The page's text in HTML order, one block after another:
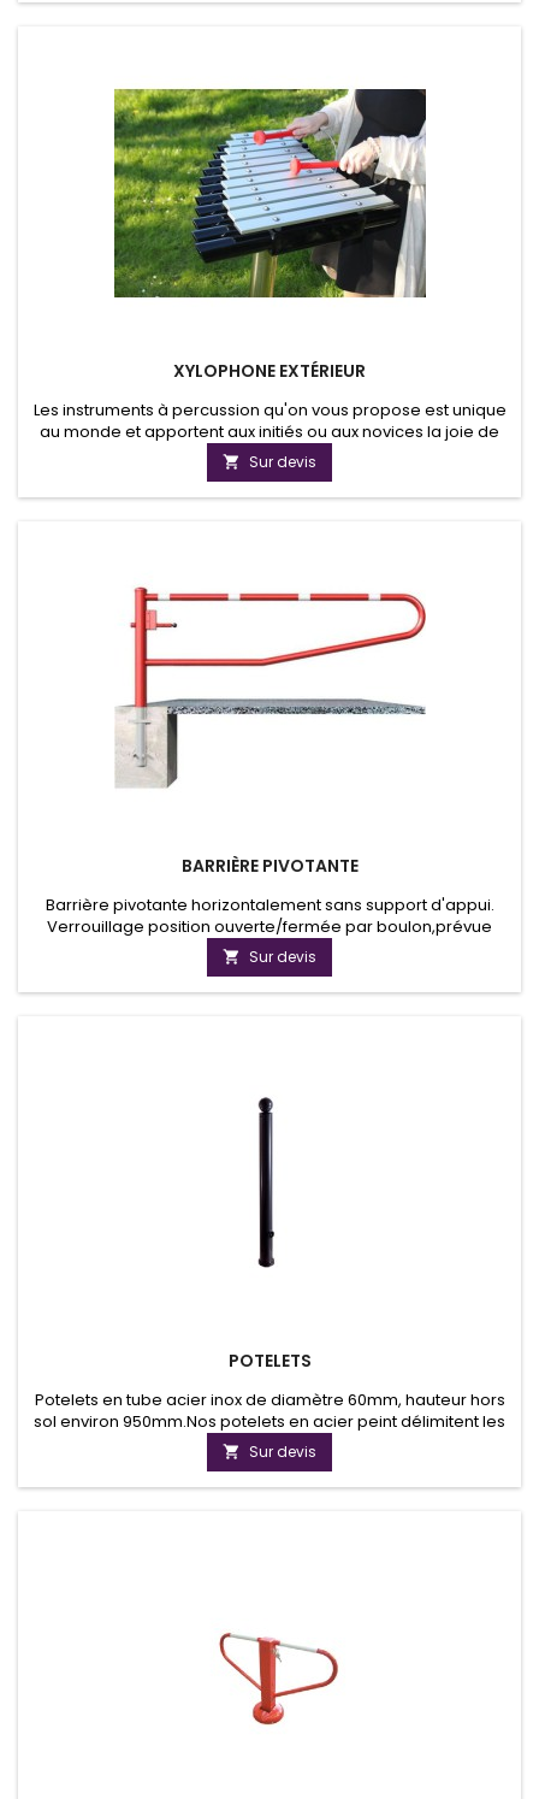
XYLOPHONE EXTÉRIEUR
Les instruments à percussion qu'on vous propose est unique
au monde et apportent aux initiés ou aux novices la joie de
jouer un instrument à percussion. Nos instruments à
percussion peuvent être installés dans la cour des écoles,
les jardins sensoriels, dans les parcs ou jardins publics. Nos
 Sur devis
BARRIÈRE PIVOTANTE
Barrière pivotante horizontalement sans support d'appui.
Verrouillage position ouverte/fermée par boulon,prévue
pour cadenas ou blocage triangulaire suivant DIN 3223 ou
serrure profilée à pistons.
 Sur devis
POTELETS
Potelets en tube acier inox de diamètre 60mm, hauteur hors
sol environ 950mm.Nos potelets en acier peint délimitent les
espaces et dissuadent les passages.Commande par
quantité de 5 minimum.
 Sur devis